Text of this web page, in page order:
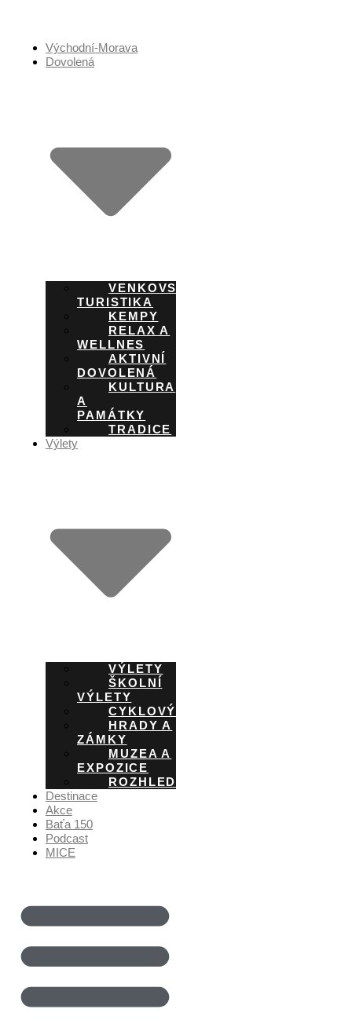
Východní-Morava
Dovolená
VENKOVSKÁ
TURISTIKA
KEMPY
RELAX A
WELLNES
AKTIVNÍ
DOVOLENÁ
KULTURA
A
PAMÁTKY
TRADICE
Výlety
VÝLETY
ŠKOLNÍ
VÝLETY
CYKLOVÝLETY
HRADY A
ZÁMKY
MUZEA A
EXPOZICE
ROZHLEDNY
Destinace
Akce
Baťa 150
Podcast
MICE